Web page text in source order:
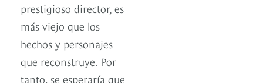
prestigioso director, es
más viejo que los
hechos y personajes
que reconstruye. Por
tanto, se esperaría que